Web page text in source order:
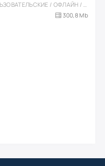
АРКАДЫ / ОДНОПОЛЬЗОВАТЕЛЬСКИЕ / ОФЛАЙН / МОД / РОЛЕВЫЕ / ШУТЕРЫ / ОТКРЫТЫЙ МИР / ВСТРОЕННЫЙ КЕШ / 3D / ЭКШЕНЫ / ТУАЛЕТНЫЕ ВОЙНЫ / ДЛЯ ДЕТЕЙ
300,8 Mb